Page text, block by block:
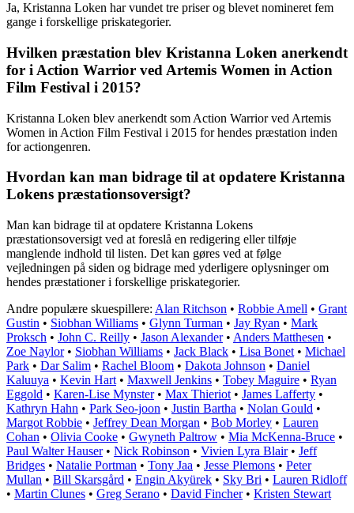
Ja, Kristanna Loken har vundet tre priser og blevet nomineret fem
gange i forskellige priskategorier.
Hvilken præstation blev Kristanna Loken anerkendt
for i Action Warrior ved Artemis Women in Action
Film Festival i 2015?
Kristanna Loken blev anerkendt som Action Warrior ved Artemis
Women in Action Film Festival i 2015 for hendes præstation inden
for actiongenren.
Hvordan kan man bidrage til at opdatere Kristanna
Lokens præstationsoversigt?
Man kan bidrage til at opdatere Kristanna Lokens
præstationsoversigt ved at foreslå en redigering eller tilføje
manglende indhold til listen. Det kan gøres ved at følge
vejledningen på siden og bidrage med yderligere oplysninger om
hendes præstationer i forskellige priskategorier.
Andre populære skuespillere: Alan Ritchson • Robbie Amell • Grant
Gustin • Siobhan Williams • Glynn Turman • Jay Ryan • Mark
Proksch • John C. Reilly • Jason Alexander• Anders Matthesen •
Zoe Naylor• Siobhan Williams • Jack Black • Lisa Bonet • Michael
Park • Dar Salim • Rachel Bloom • Dakota Johnson • Daniel
Kaluuya • Kevin Hart • Maxwell Jenkins • Tobey Maguire • Ryan
Eggold • Karen-Lise Mynster• Max Thieriot • James Lafferty •
Kathryn Hahn • Park Seo-joon • Justin Bartha • Nolan Gould •
Margot Robbie • Jeffrey Dean Morgan • Bob Morley • Lauren
Cohan • Olivia Cooke • Gwyneth Paltrow • Mia McKenna-Bruce •
Paul Walter Hauser• Nick Robinson • Vivien Lyra Blair• Jeff
Bridges • Natalie Portman • Tony Jaa • Jesse Plemons • Peter
Mullan • Bill Skarsgård • Engin Akyürek • Sky Bri • Lauren Ridloff
• Martin Clunes • Greg Serano • David Fincher• Kristen Stewart